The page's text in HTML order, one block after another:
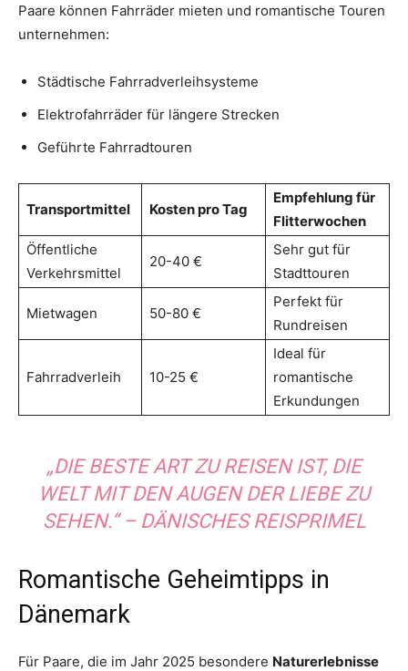
Paare können Fahrräder mieten und romantische Touren
unternehmen:
Städtische Fahrradverleihsysteme
Elektrofahrräder für längere Strecken
Geführte Fahrradtouren
Transportmittel Kosten pro Tag
Empfehlung für
Flitterwochen
Öffentliche
Verkehrsmittel
20-40 €
Sehr gut für
Stadttouren
Mietwagen 50-80 €
Perfekt für
Rundreisen
Fahrradverleih 10-25 €
Ideal für
romantische
Erkundungen
„DIE BESTE ART ZU REISEN IST, DIE
WELT MIT DEN AUGEN DER LIEBE ZU
SEHEN.“ – DÄNISCHES REISPRIMEL
Romantische Geheimtipps in
Dänemark
Für Paare, die im Jahr 2025 besondere Naturerlebnisse